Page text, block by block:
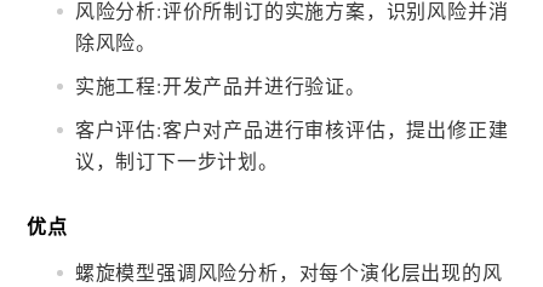
风险分析:评价所制订的实施方案，识别风险并消
除风险。
实施工程:开发产品并进行验证。
客户评估:客户对产品进行审核评估，提出修正建
议，制订下一步计划。
优点
螺旋模型强调风险分析，对每个演化层出现的风